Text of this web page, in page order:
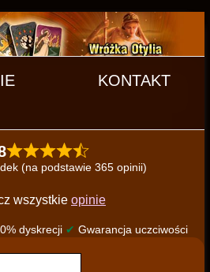
KONTAKT
(na podstawie 365 opinii)
wszystkie opinie
dyskrecji ✔ Gwarancja uczciwości